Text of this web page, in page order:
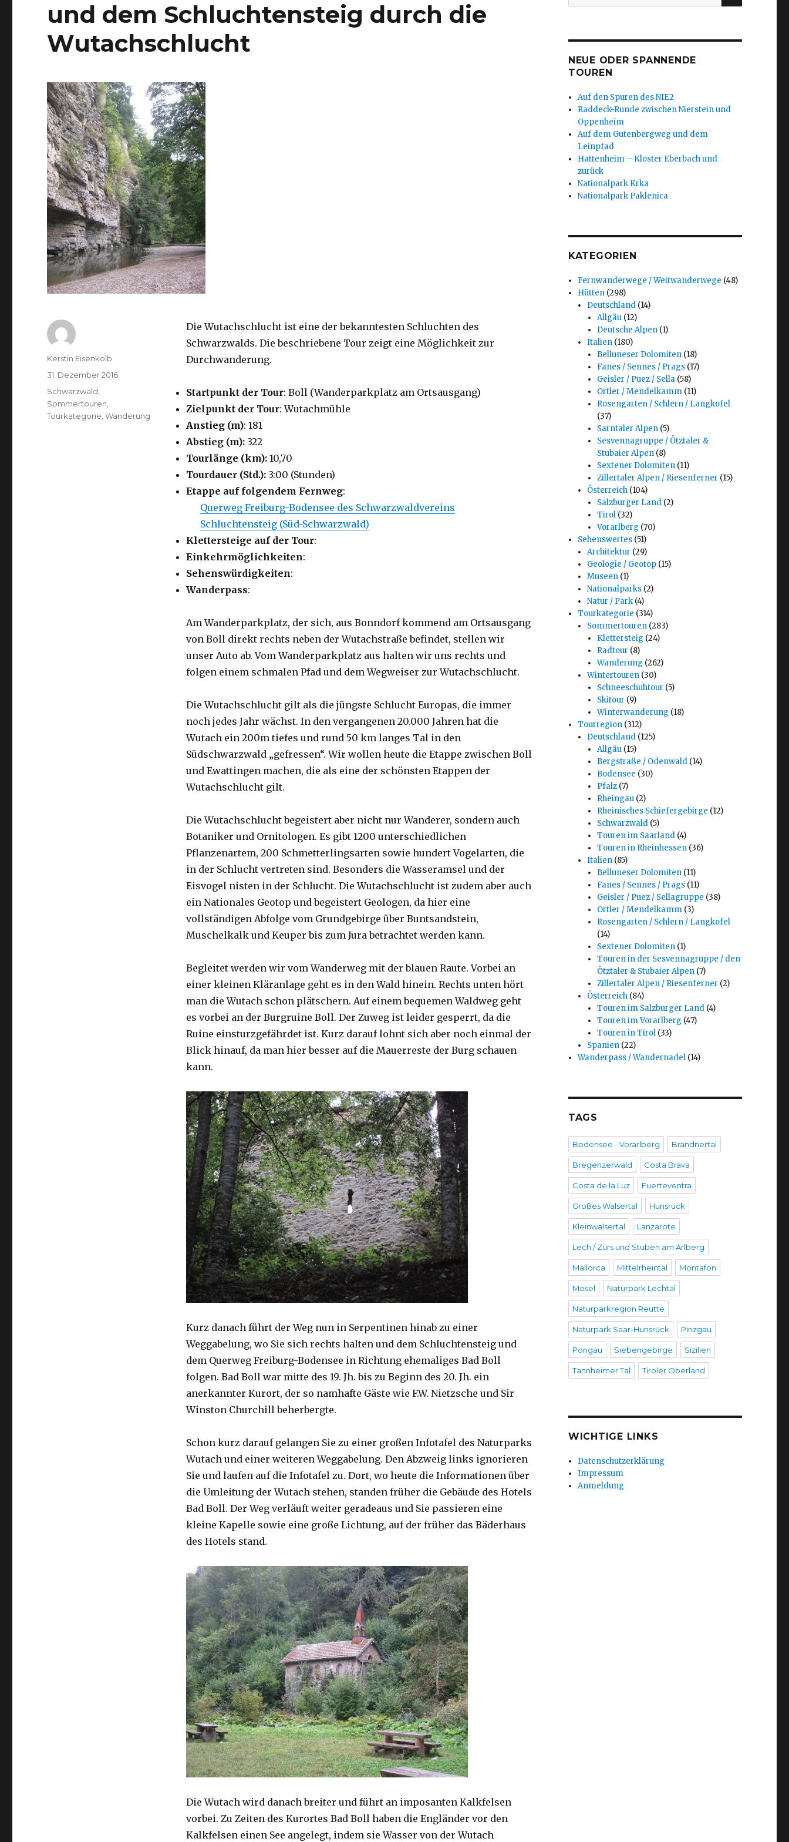
und dem Schluchtensteig durch die
Wutachschlucht
Die Wutachschlucht ist eine der bekanntesten Schluchten des
Schwarzwalds. Die beschriebene Tour zeigt eine Möglichkeit zur
Durchwanderung.
Startpunkt der Tour: Boll (Wanderparkplatz am Ortsausgang)
Zielpunkt der Tour: Wutachmühle
Anstieg (m): 181
Abstieg (m):322
Tourlänge (km): 10,70
Tourdauer (Std.):3:00 (Stunden)
Etappe auf folgendem Fernweg:
Querweg Freiburg-Bodensee des Schwarzwaldvereins
Schluchtensteig (Süd-Schwarzwald)
Klettersteige auf der Tour:
Einkehrmöglichkeiten:
Sehenswürdigkeiten:
Wanderpass:
Am Wanderparkplatz, der sich, aus Bonndorf kommend am Ortsausgang
von Boll direkt rechts neben der Wutachstraße befindet, stellen wir
unser Auto ab. Vom Wanderparkplatz aus halten wir uns rechts und
folgen einem schmalen Pfad und dem Wegweiser zur Wutachschlucht.
Die Wutachschlucht gilt als die jüngste Schlucht Europas, die immer
noch jedes Jahr wächst. In den vergangenen 20.000 Jahren hat die
Wutach ein 200m tiefes und rund 50 km langes Tal in den
Südschwarzwald „gefressen“. Wir wollen heute die Etappe zwischen Boll
und Ewattingen machen, die als eine der schönsten Etappen der
Wutachschlucht gilt.
Die Wutachschlucht begeistert aber nicht nur Wanderer, sondern auch
Botaniker und Ornitologen. Es gibt 1200 unterschiedlichen
Pflanzenartem, 200 Schmetterlingsarten sowie hundert Vogelarten, die
in der Schlucht vertreten sind. Besonders die Wasseramsel und der
Eisvogel nisten in der Schlucht. Die Wutachschlucht ist zudem aber auch
ein Nationales Geotop und begeistert Geologen, da hier eine
vollständigen Abfolge vom Grundgebirge über Buntsandstein,
Muschelkalk und Keuper bis zum Jura betrachtet werden kann.
Begleitet werden wir vom Wanderweg mit der blauen Raute. Vorbei an
einer kleinen Kläranlage geht es in den Wald hinein. Rechts unten hört
man die Wutach schon plätschern. Auf einem bequemen Waldweg geht
es vorbei an der Burgruine Boll. Der Zuweg ist leider gesperrt, da die
Ruine einsturzgefährdet ist. Kurz darauf lohnt sich aber noch einmal der
Blick hinauf, da man hier besser auf die Mauerreste der Burg schauen
kann.
Kurz danach führt der Weg nun in Serpentinen hinab zu einer
Weggabelung, wo Sie sich rechts halten und dem Schluchtensteig und
dem Querweg Freiburg-Bodensee in Richtung ehemaliges Bad Boll
folgen. Bad Boll war mitte des 19. Jh. bis zu Beginn des 20. Jh. ein
anerkannter Kurort, der so namhafte Gäste wie F.W. Nietzsche und Sir
Winston Churchill beherbergte.
Schon kurz darauf gelangen Sie zu einer großen Infotafel des Naturparks
Wutach und einer weiteren Weggabelung. Den Abzweig links ignorieren
Sie und laufen auf die Infotafel zu. Dort, wo heute die Informationen über
die Umleitung der Wutach stehen, standen früher die Gebäude des Hotels
Bad Boll. Der Weg verläuft weiter geradeaus und Sie passieren eine
kleine Kapelle sowie eine große Lichtung, auf der früher das Bäderhaus
des Hotels stand.
Die Wutach wird danach breiter und führt an imposanten Kalkfelsen
vorbei. Zu Zeiten des Kurortes Bad Boll haben die Engländer vor den
Kalkfelsen einen See angelegt, indem sie Wasser von der Wutach
Autor
Kerstin Eisenkolb
Veröffentlicht
am
31. Dezember 2016
Kategorien
Schwarzwald
Sommertouren
Tourkategorie ,Wanderung
nach:
NEUE ODER SPANNENDE
TOUREN
Auf den Spuren des NIE2
Raddeck-Runde zwischen Nierstein und
Oppenheim
Auf dem Gutenbergweg und dem
Leinpfad
Hattenheim – Kloster Eberbach und
zurück
Nationalpark Krka
Nationalpark Paklenica
KATEGORIEN
Fernwanderwege / Weitwanderwege (48)
Hütten (298)
Deutschland (14)
Allgäu(12)
Deutsche Alpen(1)
Italien (180)
Belluneser Dolomiten(18)
Fanes / Sennes / Prags(17)
Geisler / Puez / Sella(58)
Ortler / Mendelkamm(11)
Rosengarten / Schlern / Langkofel
(37)
Sarntaler Alpen(5)
Sesvennagruppe / Ötztaler &
Stubaier Alpen(8)
Sextener Dolomiten(11)
Zillertaler Alpen / Riesenferner (15)
Österreich (104)
Salzburger Land(2)
Tirol(32)
Vorarlberg (70)
Sehenswertes (51)
Architektur (29)
Geologie / Geotop (15)
Museen (1)
Nationalparks (2)
Natur / Park (4)
Tourkategorie (314)
Sommertouren (283)
Klettersteig (24)
Radtour (8)
Wanderung (262)
Wintertouren (30)
Schneeschuhtour (5)
Skitour (9)
Winterwanderung (18)
Tourregion (312)
Deutschland (125)
Allgäu(15)
Bergstraße / Odenwald(14)
Bodensee (30)
Pfalz(7)
Rheingau(2)
Rheinisches Schiefergebirge (12)
Schwarzwald(5)
Touren im Saarland(4)
Touren in Rheinhessen(36)
Italien (85)
Belluneser Dolomiten(11)
Fanes / Sennes / Prags(11)
Geisler / Puez / Sellagruppe (38)
Ortler / Mendelkamm(3)
Rosengarten / Schlern / Langkofel
(14)
Sextener Dolomiten(1)
Touren in der Sesvennagruppe / den
Ötztaler & Stubaier Alpen(7)
Zillertaler Alpen / Riesenferner (2)
Österreich (84)
Touren im Salzburger Land(4)
Touren im Vorarlberg (47)
Touren in Tirol(33)
Spanien (22)
Wanderpass / Wandernadel (14)
TAGS
Bodensee - Vorarlberg Brandnertal
Bregenzerwald Costa Brava
Costa de la Luz Fuerteventra
Großes Walsertal Hunsrück
Kleinwalsertal Lanzarote
Lech / Zürs und Stuben am Arlberg
Mallorca Mittelrheintal Montafon
Mosel Naturpark Lechtal
Naturparkregion Reutte
Naturpark Saar-Hunsrück Pinzgau
Pongau Siebengebirge Sizilien
Tannheimer Tal Tiroler Oberland
WICHTIGE LINKS
Datenschutzerklärung
Impressum
Anmeldung